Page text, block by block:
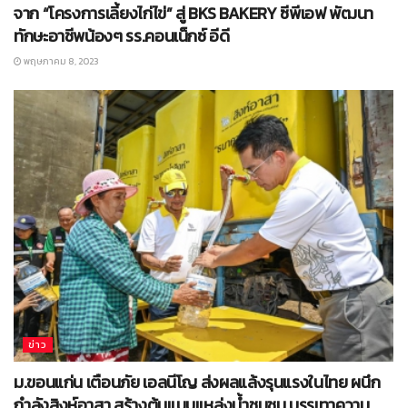
จาก “โครงการเลี้ยงไก่ไข่” สู่ BKS BAKERY ซีพีเอฟ พัฒนา
ทักษะอาชีพน้องๆ รร.คอนเน็กซ์ อีดี
พฤษภาคม 8, 2023
ข่าว
ม.ขอนแก่น เตือนภัย เอลนีโญ ส่งผลแล้งรุนแรงในไทย ผนึก